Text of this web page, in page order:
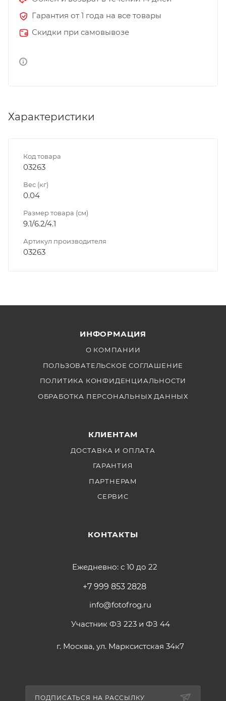
Гарантия от 1 года на все товары
Скидки при самовывозе
Характеристики
Код товара
03263
Вес (кг)
0.04
Размер товара (см)
9.1/6.2/4.1
Артикул производителя
03263
ИНФОРМАЦИЯ
О КОМПАНИИ
ПОЛЬЗОВАТЕЛЬСКОЕ СОГЛАШЕНИЕ
ПОЛИТИКА КОНФИДЕНЦИАЛЬНОСТИ
ОБРАБОТКА ПЕРСОНАЛЬНЫХ ДАННЫХ
КЛИЕНТАМ
ДОСТАВКА И ОПЛАТА
ГАРАНТИЯ
ПАРТНЕРАМ
СЕРВИС
КОНТАКТЫ
Ежедневно: с 10 до 22
+7 999 853 2828
info@fotofrog.ru
Участник ФЗ 223 и ФЗ 44
г. Москва, ул. Марксистская 34к7
ПОДПИСАТЬСЯ НА РАССЫЛКУ